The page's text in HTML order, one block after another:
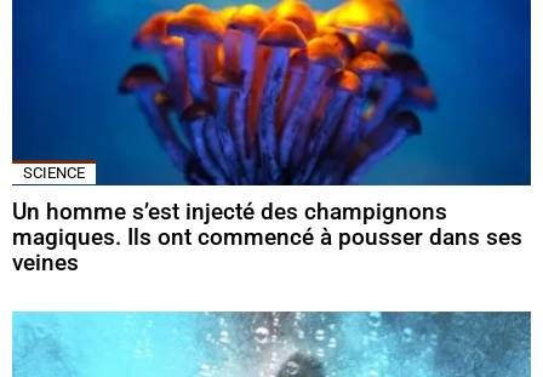
SCIENCE
Un homme s’est injecté des champignons
magiques. Ils ont commencé à pousser dans ses
veines